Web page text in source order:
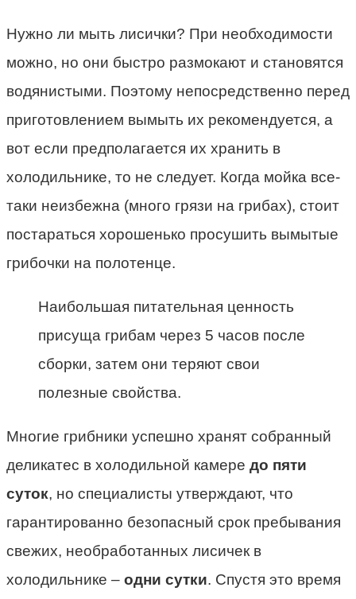
Нужно ли мыть лисички? При необходимости
можно, но они быстро размокают и становятся
водянистыми. Поэтому непосредственно перед
приготовлением вымыть их рекомендуется, а
вот если предполагается их хранить в
холодильнике, то не следует. Когда мойка все-
таки неизбежна (много грязи на грибах), стоит
постараться хорошенько просушить вымытые
грибочки на полотенце.
Наибольшая питательная ценность
присуща грибам через 5 часов после
сборки, затем они теряют свои
полезные свойства.
Многие грибники успешно хранят собранный
деликатес в холодильной камере до пяти
суток, но специалисты утверждают, что
гарантированно безопасный срок пребывания
свежих, необработанных лисичек в
холодильнике – одни сутки. Спустя это время